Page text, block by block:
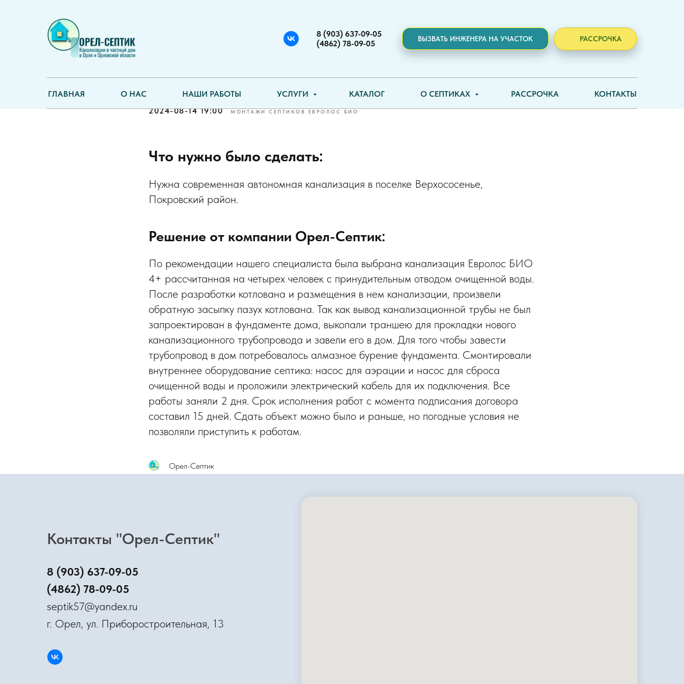
8 (903) 637-09-05
(4862) 78-09-05
ВЫЗВАТЬ ИНЖЕНЕРА НА УЧАСТОК РАССРОЧКА
ГЛАВНАЯ О НАС НАШИ РАБОТЫ УСЛУГИ КАТАЛОГ О СЕПТИКАХ РАССРОЧКА КОНТАКТЫ
Орловская область.
2024-08-14 19:00 МОНТАЖИ СЕПТИКОВ ЕВРОЛОС БИО
Что нужно было сделать:
Нужна современная автономная канализация в поселке Верхососенье,
Покровский район.
Решение от компании Орел-Септик:
По рекомендации нашего специалиста была выбрана канализация Евролос БИО
4+ рассчитанная на четырех человек с принудительным отводом очищенной воды.
После разработки котлована и размещения в нем канализации, произвели
обратную засыпку пазух котлована. Так как вывод канализационной трубы не был
запроектирован в фундаменте дома, выкопали траншею для прокладки нового
канализационного трубопровода и завели его в дом. Для того чтобы завести
трубопровод в дом потребовалось алмазное бурение фундамента. Смонтировали
внутреннее оборудование септика: насос для аэрации и насос для сброса
очищенной воды и проложили электрический кабель для их подключения. Все
работы заняли 2 дня. Срок исполнения работ с момента подписания договора
составил 15 дней. Сдать объект можно было и раньше, но погодные условия не
позволяли приступить к работам.
Орел-Септик
Контакты "Орел-Септик"
8 (903) 637-09-05
(4862) 78-09-05
septik57@yandex.ru
г. Орел, ул. Приборостроительная, 13